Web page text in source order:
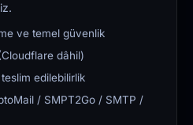
ve temel güvenlik
dâhil)
edilebilirlik
/ SMPT2Go / SMTP /